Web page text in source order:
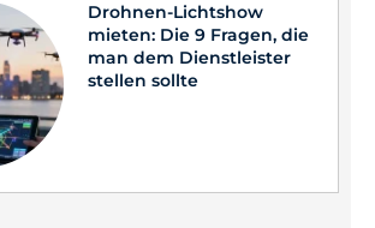
Drohnen-Lichtshow
mieten: Die 9 Fragen, die
man dem Dienstleister
stellen sollte